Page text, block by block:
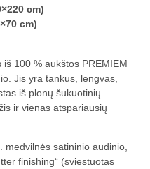
cm)
cm)
100 % aukštos PREMIEM
Jis yra tankus, lengvas,
iš plonų šukuotinių
ir vienas atspariausių
satininio audinio,
finishing“ (sviestuotas